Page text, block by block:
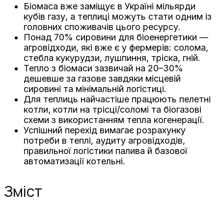
Біомаса вже заміщує в Україні мільярди
кубів газу, а теплиці можуть стати одним із
головних споживачів цього ресурсу.
Понад 70% сировини для біоенергетики —
агровідходи, які вже є у фермерів: солома,
стебла кукурудзи, лушпиння, тріска, гній.
Тепло з біомаси зазвичай на 20–30%
дешевше за газове завдяки місцевій
сировині та мінімальній логістиці.
Для теплиць найчастіше працюють пелетні
котли, котли на трісці/соломі та біогазові
схеми з використанням тепла когенерації.
Успішний перехід вимагає розрахунку
потреби в теплі, аудиту агровідходів,
правильної логістики палива й базової
автоматизації котельні.
Зміст